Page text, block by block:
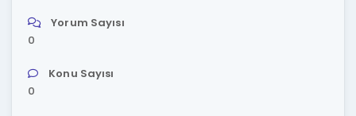
Yorum Sayısı
0
Konu Sayısı
0